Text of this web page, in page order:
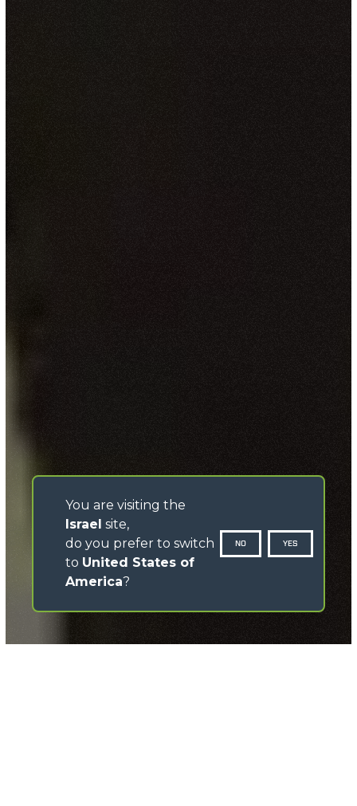
You are visiting the
Israel site,
do you prefer to switch
to United States of
America?
NO YES